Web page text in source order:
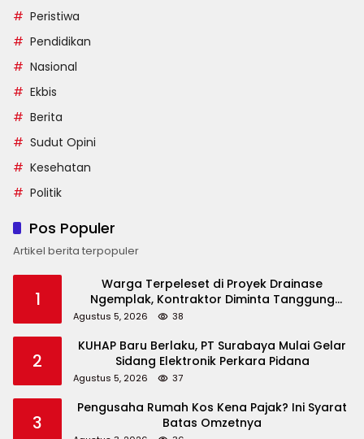
Peristiwa
Pendidikan
Nasional
Ekbis
Berita
Sudut Opini
Kesehatan
Politik
Pos Populer
Artikel berita terpopuler
1
Warga Terpeleset di Proyek Drainase
Ngemplak, Kontraktor Diminta Tanggung
Biaya Korban
Agustus 5, 2026 38
2
KUHAP Baru Berlaku, PT Surabaya Mulai Gelar
Sidang Elektronik Perkara Pidana
Agustus 5, 2026 37
3
Pengusaha Rumah Kos Kena Pajak? Ini Syarat
Batas Omzetnya